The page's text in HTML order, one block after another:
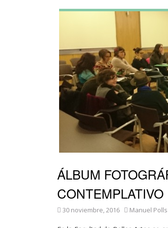
ÁLBUM
CONTEMPLATIVO
30 noviembre, 2016 Manuel